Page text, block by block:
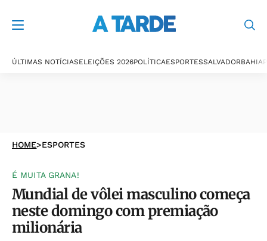
ÚLTIMAS NOTÍCIASELEIÇÕES 2026POLÍTICAESPORTESSALVADORBAHIA
HOME>ESPORTES
É MUITA GRANA!
Mundial de vôlei masculino começa
neste domingo com premiação
milionária